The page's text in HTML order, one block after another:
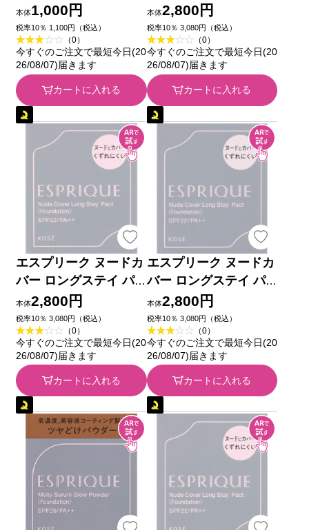
用 ケース Ｃ ＿ コ
ーセー
本体1,000円
税率10％ 1,100円（税込）
（0）
今すぐのご注文で最短今日(20
26/08/07)届きます
カートに入れる
クト BO-310 ベージュ
オークル ９ｇ コーセ
ー
本体2,800円
税率10％ 3,080円（税込）
（0）
今すぐのご注文で最短今日(20
26/08/07)届きます
カートに入れる
エスプリーク ヌードカ
バー ロングステイ パ
クト OC-410 オークル
９ｇ コーセー
本体2,800円
税率10％ 3,080円（税込）
（0）
今すぐのご注文で最短今日(20
26/08/07)届きます
カートに入れる
エスプリーク ヌードカ
バー ロングステイ パ
クト BO-305 ベージュ
オークル ９ｇ コーセ
ー
本体2,800円
税率10％ 3,080円（税込）
（0）
今すぐのご注文で最短今日(20
26/08/07)届きます
カートに入れる